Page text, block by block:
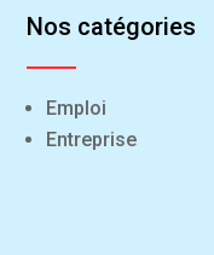
Nos catégories
Emploi
Entreprise